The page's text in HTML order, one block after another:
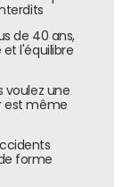
que des
élevé que ce
l'hôpital et le
prévues
demandé de
rachats
un
de 40 ans,
l'équilibre
voulez une
est même
forme